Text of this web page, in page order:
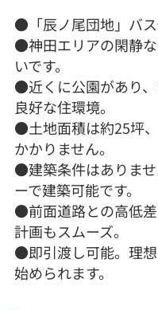
●「辰ノ尾団地」バス
●神田エリアの閑静
いです。
●近くに公園があり
良好な住環境。
●土地面積は約25坪
かかりません。
●建築条件はありま
ーで建築可能です。
●前面道路との高低
計画もスムーズ。
●即引渡し可能。理
始められます。